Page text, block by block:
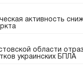
активность
области
украинских БПЛА